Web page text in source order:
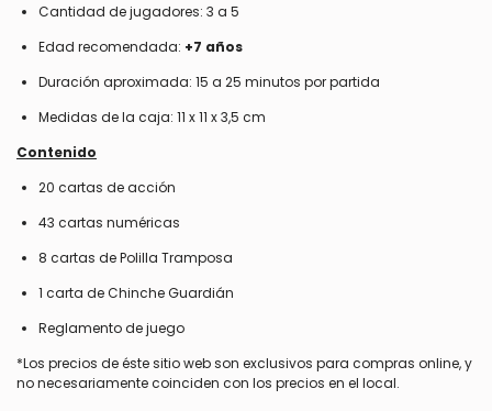
Cantidad de jugadores: 3 a 5
Edad recomendada: +7 años
Duración aproximada: 15 a 25 minutos por partida
Medidas de la caja: 11 x 11 x 3,5 cm
Contenido
20 cartas de acción
43 cartas numéricas
8 cartas de Polilla Tramposa
1 carta de Chinche Guardián
Reglamento de juego
*Los precios de éste sitio web son exclusivos para compras online, y
no necesariamente coinciden con los precios en el local.